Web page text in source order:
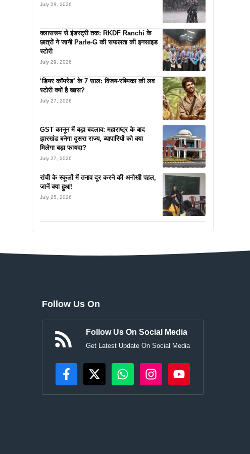
July 29, 2026
क्लासरूम से इंडस्ट्री तक: RKDF Ranchi के
छात्रों ने जानी Parle-G की सफलता की इनसाइड
स्टोरी
July 29, 2026
‘डियर कॉमरेड’ के 7 साल: विजय-रश्मिका की लव
स्टोरी क्यों है खास?
July 27, 2026
GST कानून में बड़ा बदलाव: महाराष्ट्र के बाद
झारखंड बनेगा दूसरा राज्य, व्यापारियों को क्या
मिलेगा बड़ा फायदा?
July 27, 2026
रांची के स्कूलों में तनाव दूर करने की अनोखी पहल,
जानें क्या हुआ!
July 25, 2026
Follow Us On
Follow Us On Social Media
Get Latest Update On Social Media